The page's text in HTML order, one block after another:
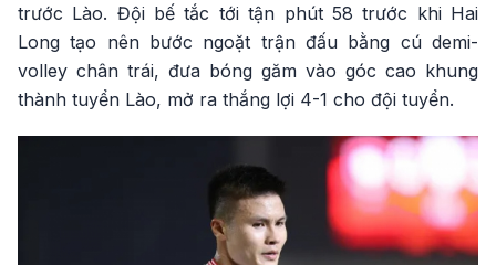
trước Lào. Đội bế tắc tới tận phút 58 trước khi Hai
Long tạo nên bước ngoặt trận đấu bằng cú demi-
volley chân trái, đưa bóng găm vào góc cao khung
thành tuyển Lào, mở ra thắng lợi 4-1 cho đội tuyển.